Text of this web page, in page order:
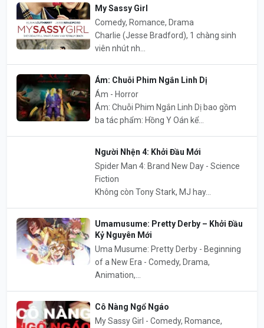
My Sassy Girl
Comedy, Romance, Drama
Charlie (Jesse Bradford), 1 chàng sinh
viên nhút nh...
Ám: Chuỗi Phim Ngắn Linh Dị
Ám - Horror
Ám: Chuỗi Phim Ngắn Linh Dị bao gồm
ba tác phẩm: Hồng Y Oán kể...
Người Nhện 4: Khởi Đầu Mới
Spider Man 4: Brand New Day - Science
Fiction
Không còn Tony Stark, MJ hay...
Umamusume: Pretty Derby – Khởi Đầu
Kỷ Nguyên Mới
Uma Musume: Pretty Derby - Beginning
of a New Era - Comedy, Drama,
Animation,...
Cô Nàng Ngổ Ngáo
My Sassy Girl - Comedy, Romance,